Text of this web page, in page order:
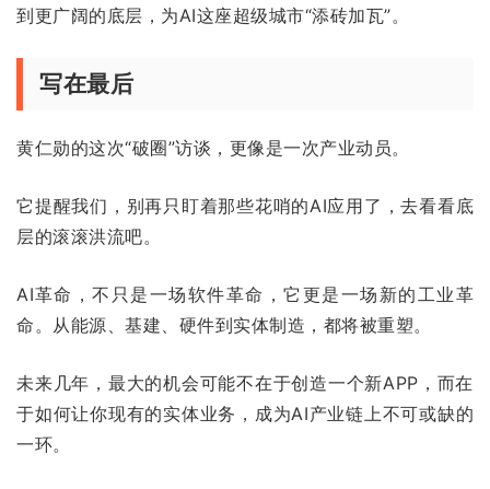
到更广阔的底层，为AI这座超级城市“添砖加瓦”。
写在最后
黄仁勋的这次“破圈”访谈，更像是一次产业动员。
它提醒我们，别再只盯着那些花哨的AI应用了，去看看底
层的滚滚洪流吧。
AI革命，不只是一场软件革命，它更是一场新的工业革
命。从能源、基建、硬件到实体制造，都将被重塑。
未来几年，最大的机会可能不在于创造一个新APP，而在
于如何让你现有的实体业务，成为AI产业链上不可或缺的
一环。